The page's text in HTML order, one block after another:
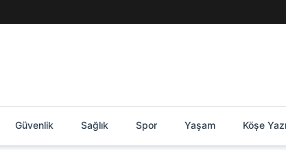
Güvenlik Sağlık Spor Yaşam Köşe